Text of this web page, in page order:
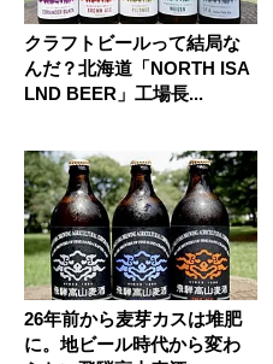
クラフトビールって結局な
んだ？北海道「NORTH ISA
LND BEER」工場長...
26年前から麦芽カスは堆肥
に。地ビール時代から変わ